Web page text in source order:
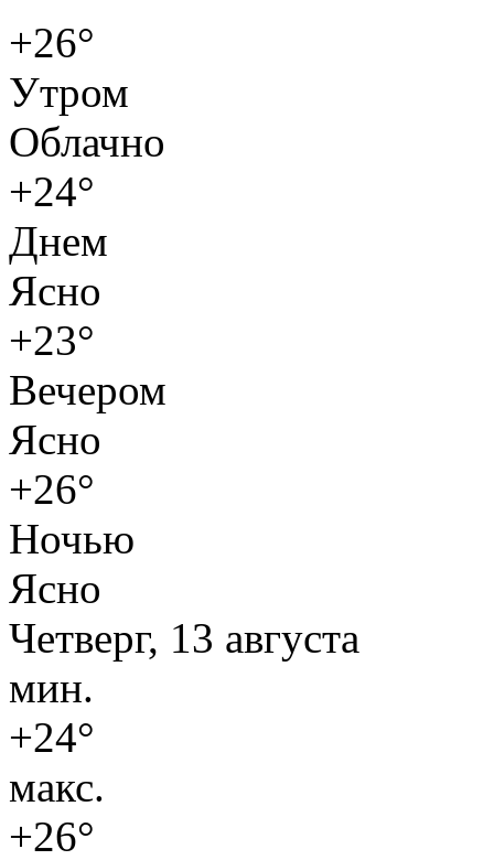
+26°
Утром
Облачно
+24°
Днем
Ясно
+23°
Вечером
Ясно
+26°
Ночью
Ясно
Четверг, 13 августа
мин.
+24°
макс.
+26°